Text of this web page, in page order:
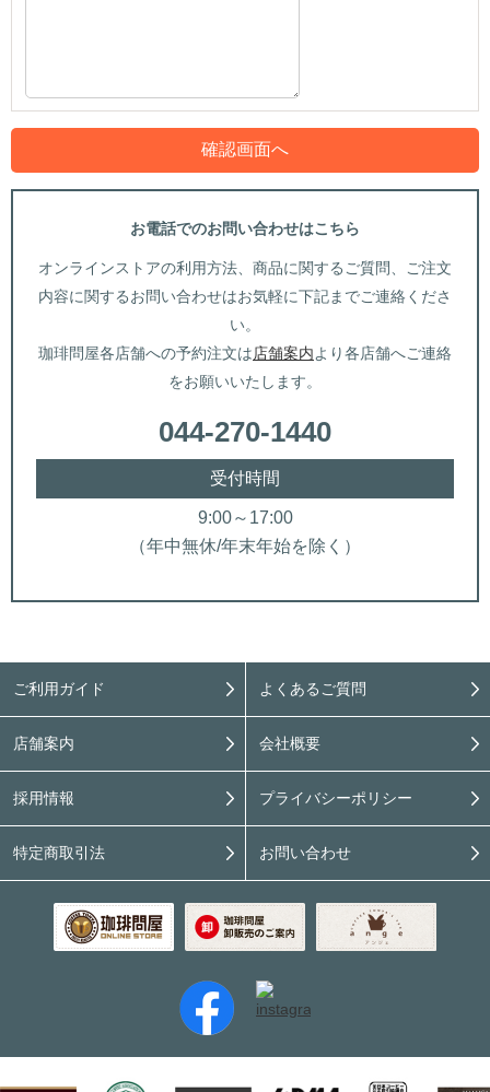
お電話でのお問い合わせはこちら
オンラインストアの利用方法、商品に関するご質問、ご注文
内容に関するお問い合わせはお気軽に下記までご連絡くださ
い。
珈琲問屋各店舗への予約注文は店舗案内より各店舗へご連絡
をお願いいたします。
044-270-1440
受付時間
9:00～17:00
（年中無休/年末年始を除く）
ご利用ガイド よくあるご質問
店舗案内 会社概要
採用情報 プライバシーポリシー
特定商取引法 お問い合わせ